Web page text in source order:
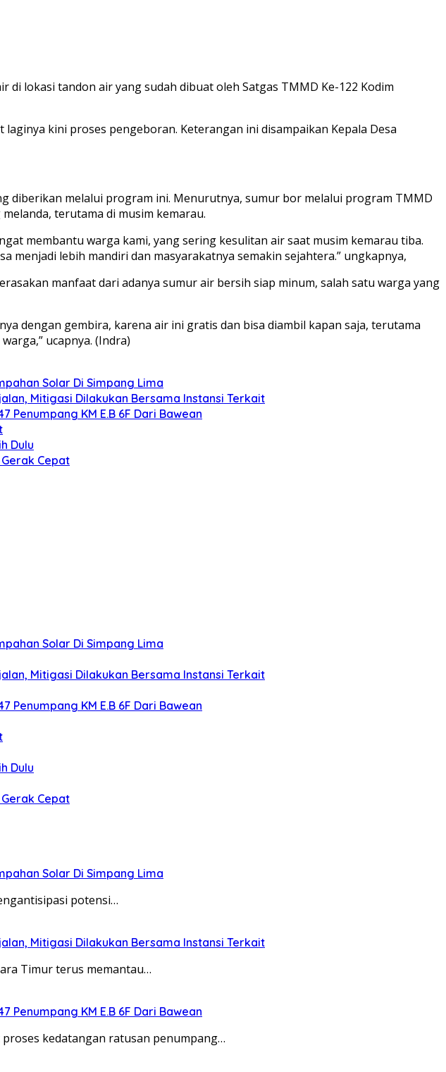
lokasi tandon air yang sudah dibuat oleh Satgas TMMD Ke-122 Kodim
kini proses pengeboran. Keterangan ini disampaikan Kepala Desa
diberikan melalui program ini. Menurutnya, sumur bor melalui program TMMD
terutama di musim kemarau.
membantu warga kami, yang sering kesulitan air saat musim kemarau tiba.
menjadi lebih mandiri dan masyarakatnya semakin sejahtera.” ungkapnya,
manfaat dari adanya sumur air bersih siap minum, salah satu warga yang
dengan gembira, karena air ini gratis dan bisa diambil kapan saja, terutama
ucapnya. (Indra)
Solar Di Simpang Lima
Mitigasi Dilakukan Bersama Instansi Terkait
Penumpang KM E.B 6F Dari Bawean
Dulu
Cepat
Solar Di Simpang Lima
Mitigasi Dilakukan Bersama Instansi Terkait
Penumpang KM E.B 6F Dari Bawean
Dulu
Cepat
Solar Di Simpang Lima
potensi…
Mitigasi Dilakukan Bersama Instansi Terkait
Timur terus memantau…
Penumpang KM E.B 6F Dari Bawean
proses kedatangan ratusan penumpang…